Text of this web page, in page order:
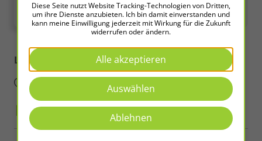
LED2WORK Intelligence in Light
Diese Seite nutzt Website Tracking-Technologien von Dritten,
um ihre Dienste anzubieten. Ich bin damit einverstanden und
kann meine Einwilligung jederzeit mit Wirkung für die Zukunft
widerrufen oder ändern.
Alle akzeptieren
Auswählen
Ablehnen